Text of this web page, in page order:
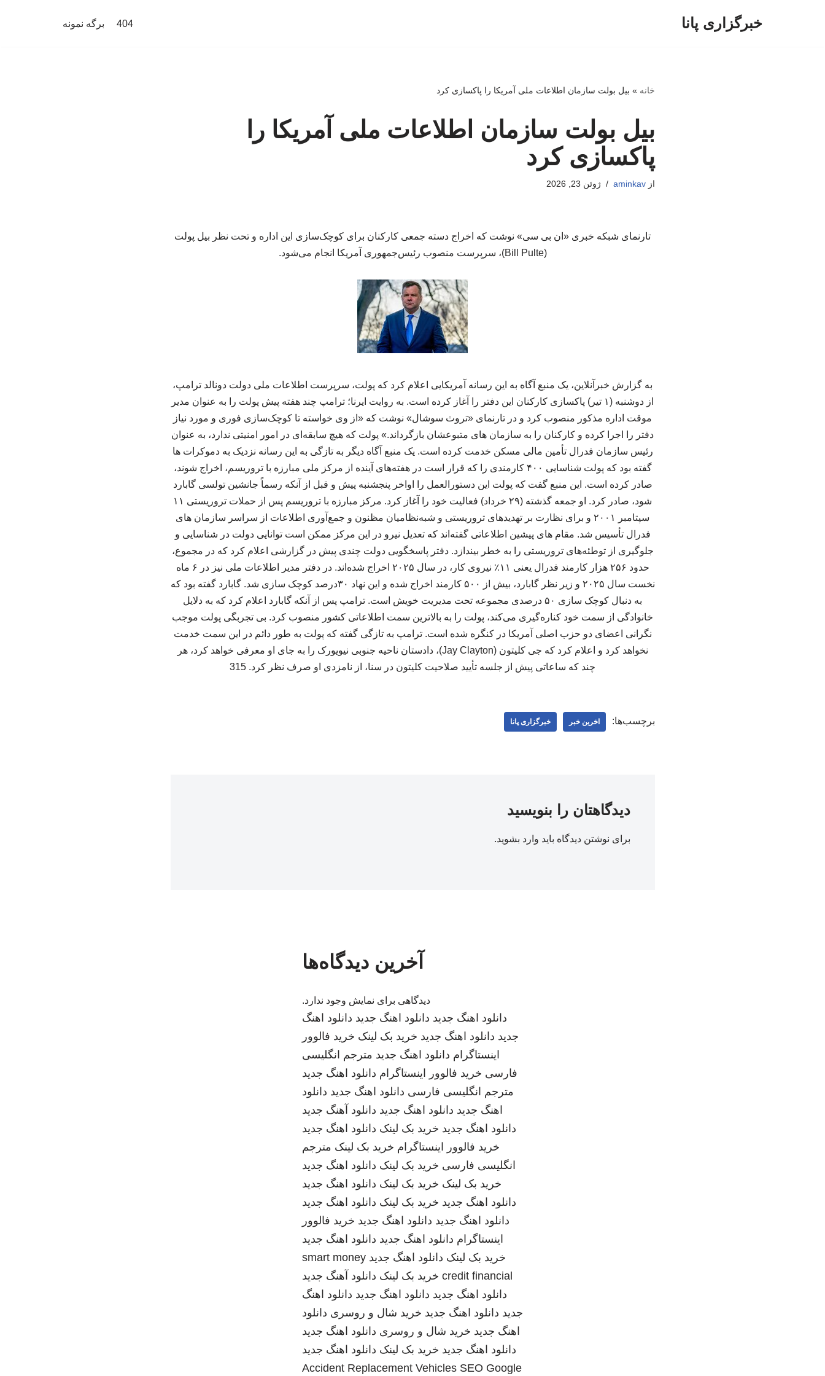
خبرگزاری پانا 404 برگه نمونه
خانه » بیل بولت سازمان اطلاعات ملی آمریکا را پاکسازی کرد
بیل بولت سازمان اطلاعات ملی آمریکا را
پاکسازی کرد
ازaminkav ژوئن 23, 2026
تارنمای شبکه خبری «ان بی سی» نوشت که اخراج‌ دسته جمعی کارکنان برای کوچک‌سازی این اداره و تحت نظر بیل پولت
(Bill Pulte)، سرپرست منصوب رئیس‌جمهوری آمریکا انجام می‌شود.
به گزارش خبرآنلاین، یک منبع آگاه به این رسانه آمریکایی اعلام کرد که پولت، سرپرست اطلاعات ملی دولت دونالد ترامپ،
از دوشنبه (۱ تیر) پاکسازی کارکنان این دفتر را آغاز کرده است. به روایت ایرنا؛ ترامپ چند هفته پیش پولت را به عنوان مدیر
موقت اداره مذکور منصوب کرد و در تارنمای «تروث سوشال» نوشت که «از وی خواسته تا کوچک‌سازی فوری و مورد نیاز
دفتر را اجرا کرده و کارکنان را به سازمان های متبوعشان بازگرداند.» پولت که هیچ سابقه‌ای در امور امنیتی ندارد، به عنوان
رئیس سازمان فدرال تأمین مالی مسکن خدمت کرده است. یک منبع آگاه دیگر به تازگی به این رسانه نزدیک به دموکرات ها
گفته بود که پولت شناسایی ۴۰۰ کارمندی را که قرار است در هفته‌های آینده از مرکز ملی مبارزه با تروریسم، اخراج شوند،
صادر کرده است. این منبع گفت که پولت این دستورالعمل را اواخر پنجشنبه پیش و قبل از آنکه رسماً جانشین تولسی گابارد
شود، صادر کرد. او جمعه گذشته (۲۹ خرداد) فعالیت خود را آغاز کرد. مرکز مبارزه با تروریسم پس از حملات تروریستی ۱۱
سپتامبر ۲۰۰۱ و برای نظارت بر تهدیدهای تروریستی و شبه‌نظامیان مظنون و جمع‌آوری اطلاعات از سراسر سازمان های
فدرال تأسیس شد. مقام های پیشین اطلاعاتی گفته‌اند که تعدیل نیرو در این مرکز ممکن است توانایی دولت در شناسایی و
جلوگیری از توطئه‌های تروریستی را به خطر بیندازد. دفتر پاسخگویی دولت چندی پیش در گزارشی اعلام کرد که در مجموع،
حدود ۲۵۶ هزار کارمند فدرال یعنی ۱۱٪ نیروی کار، در سال ۲۰۲۵ اخراج شده‌اند. در دفتر مدیر اطلاعات ملی نیز در ۶ ماه
نخست سال ۲۰۲۵ و زیر نظر گابارد، بیش از ۵۰۰ کارمند اخراج شده و این نهاد ۳۰درصد کوچک سازی شد. گابارد گفته بود که
به دنبال کوچک سازی ۵۰ درصدی مجموعه تحت مدیریت خویش است. ترامپ پس از آنکه گابارد اعلام کرد که به دلایل
خانوادگی از سمت خود کناره‌گیری می‌کند، پولت را به بالاترین سمت اطلاعاتی کشور منصوب کرد. بی تجربگی پولت موجب
نگرانی‌ اعضای دو حزب اصلی آمریکا در کنگره شده است. ترامپ به تازگی گفته که پولت به طور دائم در این سمت خدمت
نخواهد کرد و اعلام کرد که جی کلیتون (Jay Clayton)، دادستان ناحیه جنوبی نیویورک را به جای او معرفی خواهد کرد، هر
چند که ساعاتی پیش از جلسه تأیید صلاحیت کلیتون در سنا، از نامزدی او صرف نظر کرد. 315
برچسب‌ها: اخرین خبر خبرگزاری پانا
دیدگاهتان را بنویسید
برای نوشتن دیدگاه باید وارد بشوید.
آخرین دیدگاه‌ها
دیدگاهی برای نمایش وجود ندارد.
دانلود اهنگ جدید دانلود اهنگ جدید دانلود اهنگ
جدید دانلود اهنگ جدید خرید بک لینک خرید فالوور
اینستاگرام دانلود اهنگ جدید مترجم انگلیسی
فارسی خرید فالوور اینستاگرام دانلود اهنگ جدید
مترجم انگلیسی فارسی دانلود اهنگ جدید دانلود
اهنگ جدید دانلود اهنگ جدید دانلود آهنگ جدید
دانلود اهنگ جدید خرید بک لینک دانلود اهنگ جدید
خرید فالوور اینستاگرام خرید بک لینک مترجم
انگلیسی فارسی خرید بک لینک دانلود اهنگ جدید
خرید بک لینک خرید بک لینک دانلود اهنگ جدید
دانلود اهنگ جدید خرید بک لینک دانلود اهنگ جدید
دانلود اهنگ جدید دانلود اهنگ جدید خرید فالوور
اینستاگرام دانلود اهنگ جدید دانلود اهنگ جدید
خرید بک لینک دانلود اهنگ جدید smart money
credit financial خرید بک لینک دانلود آهنگ جدید
دانلود اهنگ جدید دانلود اهنگ جدید دانلود اهنگ
جدید دانلود اهنگ جدید خرید شال و روسری دانلود
اهنگ جدید خرید شال و روسری دانلود اهنگ جدید
دانلود اهنگ جدید خرید بک لینک دانلود اهنگ جدید
Accident Replacement Vehicles SEO Google